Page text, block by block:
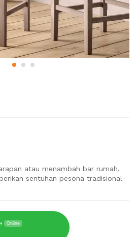
atau menambah bar rumah,
sentuhan pesona tradisional
Online